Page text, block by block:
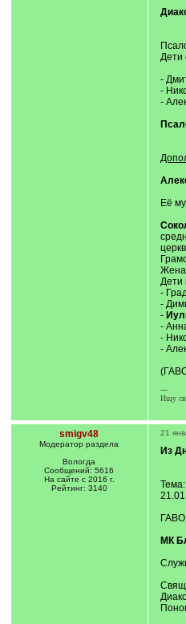
Дети
-
-
-
Её
Жена
Дети
-
-
-
-
-
-
---
Ищу
smigv48
Модератор раздела
Вологда
Сообщений: 5616
На сайте с 2016 г.
Рейтинг: 3140
21
Из
МК